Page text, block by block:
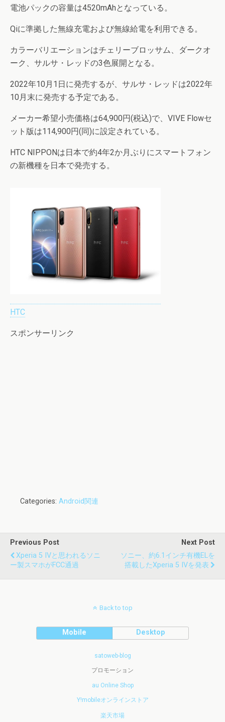
電池パックの容量は4520mAhとなっている。
Qiに準拠した無線充電および無線給電を利用できる。
カラーバリエーションはチェリーブロッサム、ダークオ
ーク、サルサ・レッドの3色展開となる。
2022年10月1日に発売するが、サルサ・レッドは2022年
10月末に発売する予定である。
メーカー希望小売価格は64,900円(税込)で、VIVE Flowセ
ット版は114,900円(同)に設定されている。
HTC NIPPONは日本で約4年2か月ぶりにスマートフォン
の新機種を日本で発売する。
HTC
スポンサーリンク
Categories: Android関連
Previous Post
Xperia 5 IVと思われるソニ
ー製スマホがFCC通過
Next Post
ソニー、約6.1インチ有機ELを
搭載したXperia 5 IVを発表
Back to top
Mobile Desktop
satoweb-blog
プロモーション
au Online Shop
Y!mobileオンラインストア
楽天市場